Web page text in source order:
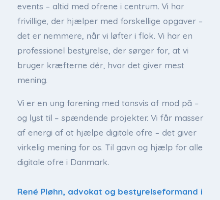
events – altid med ofrene i centrum. Vi har
frivillige, der hjælper med forskellige opgaver –
det er nemmere, når vi løfter i flok. Vi har en
professionel bestyrelse, der sørger for, at vi
bruger kræfterne dér, hvor det giver mest
mening.
Vi er en ung forening med tonsvis af mod på –
og lyst til – spændende projekter. Vi får masser
af energi af at hjælpe digitale ofre – det giver
virkelig mening for os. Til gavn og hjælp for alle
digitale ofre i Danmark.
René Pløhn, advokat og bestyrelseformand i